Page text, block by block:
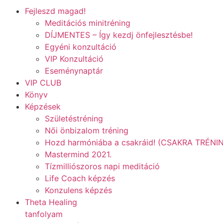
Fejleszd magad!
Meditációs minitréning
DÍJMENTES – Így kezdj önfejlesztésbe!
Egyéni konzultáció
VIP Konzultáció
Eseménynaptár
VIP CLUB
Könyv
Képzések
Születéstréning
Női önbizalom tréning
Hozd harmóniába a csakráid! (CSAKRA
Mastermind 2021.
Tízmilliószoros napi meditáció
Life Coach képzés
Konzulens képzés
Theta Healing
tanfolyam